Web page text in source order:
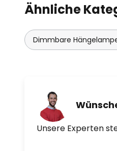
Ähnliche
Dimmbare
Unsere Experten